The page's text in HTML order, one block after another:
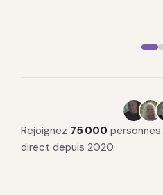
Rejoignez 75 000 personnes.
direct depuis 2020.